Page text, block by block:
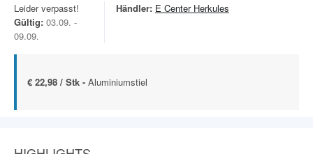
Leider verpasst!
Gültig: 03.09. -
09.09.
Händler: E Center Herkules
€ 22,98 / Stk - Aluminiumstiel